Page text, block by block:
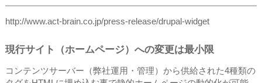
http://www.act-brain.co.jp/press-release/drupal-widget
現行サイト（ホームページ）への変更は最小限
コンテンツサーバー（弊社運用・管理）から供給された4種類の